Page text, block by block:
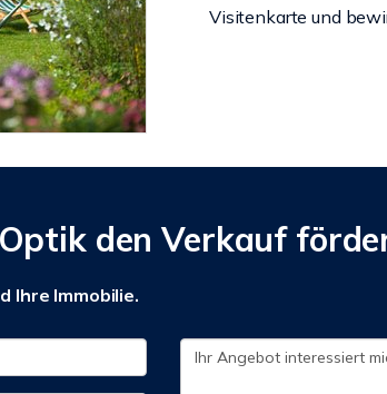
Visitenkarte und
den Verkauf
Ihre Immobilie.